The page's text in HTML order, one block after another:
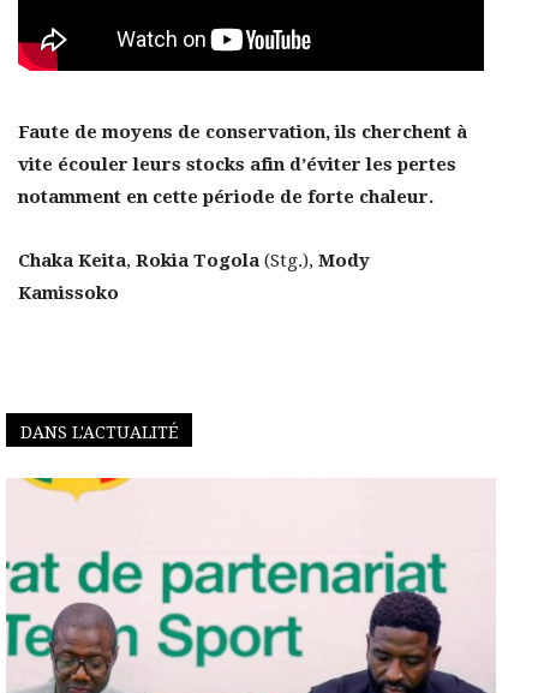
Faute de moyens de conservation, ils cherchent à
vite écouler leurs stocks afin d’éviter les pertes
notamment en cette période de forte chaleur.
Chaka Keita, Rokia Togola (Stg.), Mody
Kamissoko
DANS L'ACTUALITÉ